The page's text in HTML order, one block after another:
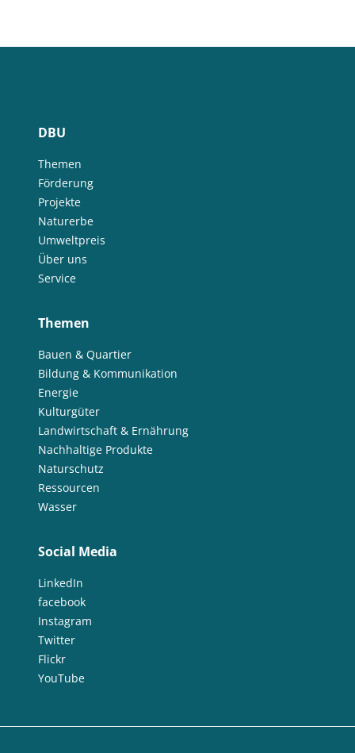
DBU
Themen
Förderung
Projekte
Naturerbe
Umweltpreis
Über uns
Service
Themen
Bauen & Quartier
Bildung & Kommunikation
Energie
Kulturgüter
Landwirtschaft & Ernährung
Nachhaltige Produkte
Naturschutz
Ressourcen
Wasser
Social Media
LinkedIn
facebook
Instagram
Twitter
Flickr
YouTube